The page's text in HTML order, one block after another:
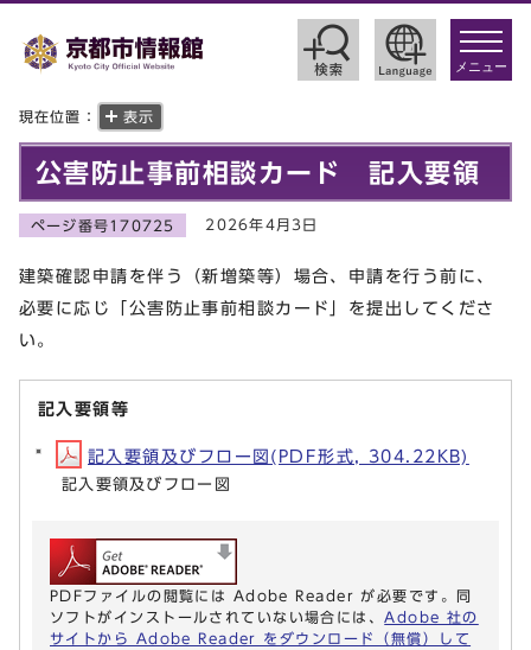
toggle
メニュー
現在位置： 表示
公害防止事前相談カード 記入要領
ページ番号170725 2026年4月3日
建築確認申請を伴う（新増築等）場合、申請を行う前に、
必要に応じ「公害防止事前相談カード」を提出してくださ
い。
記入要領等
記入要領及びフロー図(PDF形式, 304.22KB)
記入要領及びフロー図
PDFファイルの閲覧には Adobe Reader が必要です。同
ソフトがインストールされていない場合には、 Adobe 社の
サイトから Adobe Reader をダウンロード（無償）して